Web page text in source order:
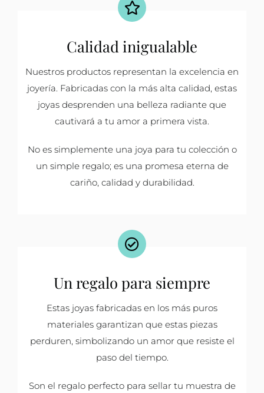
Calidad inigualable
Nuestros productos representan la excelencia en
joyería. Fabricadas con la más alta calidad, estas
joyas desprenden una belleza radiante que
cautivará a tu amor a primera vista.
No es simplemente una joya para tu colección o
un simple regalo; es una promesa eterna de
cariño, calidad y durabilidad.
Un regalo para siempre
Estas joyas fabricadas en los más puros
materiales garantizan que estas piezas
perduren, simbolizando un amor que resiste el
paso del tiempo.
Son el regalo perfecto para sellar tu muestra de